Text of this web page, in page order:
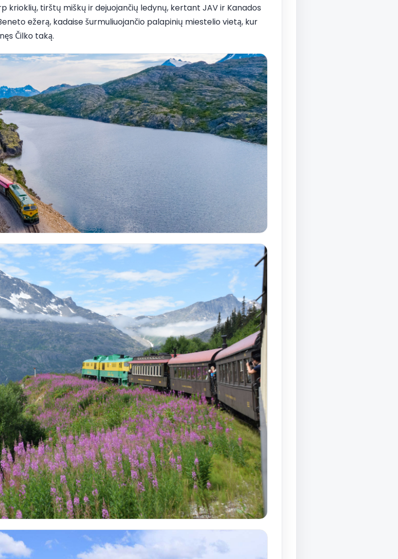
krioklių, tirštų miškų ir dejuojančių ledynų, kertant JAV ir Kanados
ežerą, kadaise šurmuliuojančio palapinių miestelio vietą, kur
Čilko taką.